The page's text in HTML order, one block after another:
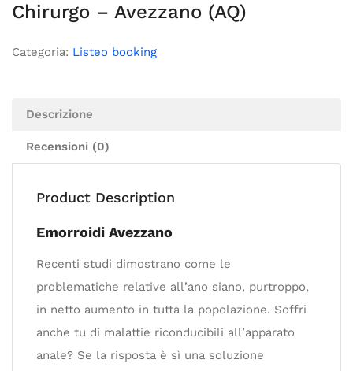
Chirurgo – Avezzano (AQ)
Categoria: Listeo booking
Descrizione
Recensioni (0)
Product Description
Emorroidi Avezzano
Recenti studi dimostrano come le
problematiche relative all’ano siano, purtroppo,
in netto aumento in tutta la popolazione. Soffri
anche tu di malattie riconducibili all’apparato
anale? Se la risposta è sì una soluzione